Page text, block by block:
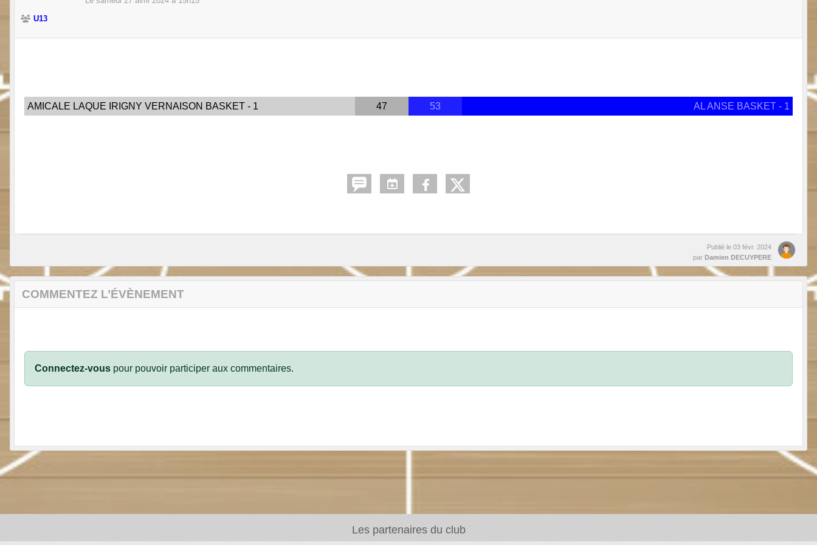
U13
AMICALE LAQUE IRIGNY VERNAISON BASKET - 1 47 53 AL ANSE BASKET - 1
Publié le 03 févr. 2024
par Damien DECUYPERE
COMMENTEZ L’ÉVÈNEMENT
Connectez-vous pour pouvoir participer aux commentaires.
Les partenaires du club